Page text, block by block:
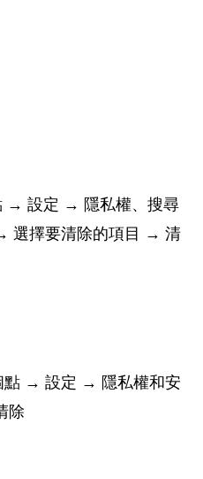
→ 設定 → 隱私權、搜尋
選擇要清除的項目 → 清
點 → 設定 → 隱私權和安
除